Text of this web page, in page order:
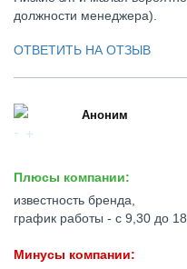
должности менеджера).
ОТВЕТИТЬ НА ОТЗЫВ
Аноним
Плюсы компании:
известность бренда,
график работы - с 9,30 до 18
Минусы компании: